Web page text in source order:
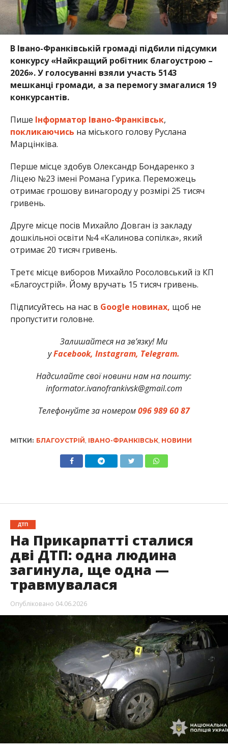
В Івано-Франківській громаді підбили підсумки
конкурсу «Найкращий робітник благоустрою –
2026». У голосуванні взяли участь 5143
мешканці громади, а за перемогу змагалися 19
конкурсантів.
Пише Інформатор Івано-Франківськ,
покликаючись на міського голову Руслана
Марцінківа.
Перше місце здобув Олександр Бондаренко з
Ліцею №23 імені Романа Гурика. Переможець
отримає грошову винагороду у розмірі 25 тисяч
гривень.
Друге місце посів Михайло Довган із закладу
дошкільної освіти №4 «Калинова сопілка», який
отримає 20 тисяч гривень.
Третє місце виборов Михайло Росоловський із КП
«Благоустрій». Йому вручать 15 тисяч гривень.
Підписуйтесь на нас в Google новинах, щоб не
пропустити головне.
Залишайтеся на зв’язку! Ми
уFacebook, Instagram, Telegram.
Надсилайте свої новини нам на пошту:
informator.ivanofrankivsk@gmail.com
Телефонуйте за номером096 989 60 87
МІТКИ: БЛАГОУСТРІЙ ІВАНО-ФРАНКІВСЬК, НОВИНИ
ДТП
На Прикарпатті сталися
дві ДТП: одна людина
загинула, ще одна —
травмувалася
Опубліковано 04.06.2026